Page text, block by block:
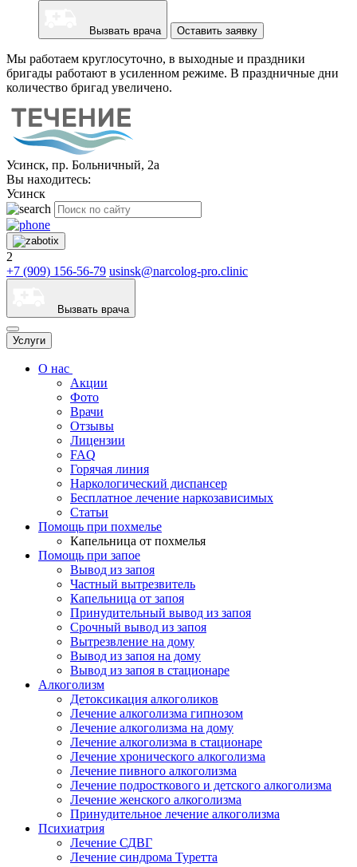
Вызвать врача Оставить заявку
Мы работаем круглосуточно, в выходные и праздники
бригады работают в усиленном режиме. В праздничные дни
количество бригад увеличено.
Усинск, пр. Больничный, 2а
Вы находитесь:
Усинск
2
+7 (909) 156-56-79 usinsk@narcolog-pro.clinic
Вызвать врача
Услуги
О нас
Акции
Фото
Врачи
Отзывы
Лицензии
FAQ
Горячая линия
Наркологический диспансер
Бесплатное лечение наркозависимых
Статьи
Помощь при похмелье
Капельница от похмелья
Помощь при запое
Вывод из запоя
Частный вытрезвитель
Капельница от запоя
Принудительный вывод из запоя
Срочный вывод из запоя
Вытрезвление на дому
Вывод из запоя на дому
Вывод из запоя в стационаре
Алкоголизм
Детоксикация алкоголиков
Лечение алкоголизма гипнозом
Лечение алкоголизма на дому
Лечение алкоголизма в стационаре
Лечение хронического алкоголизма
Лечение пивного алкоголизма
Лечение подросткового и детского алкоголизма
Лечение женского алкоголизма
Принудительное лечение алкоголизма
Психиатрия
Лечение СДВГ
Лечение синдрома Туретта